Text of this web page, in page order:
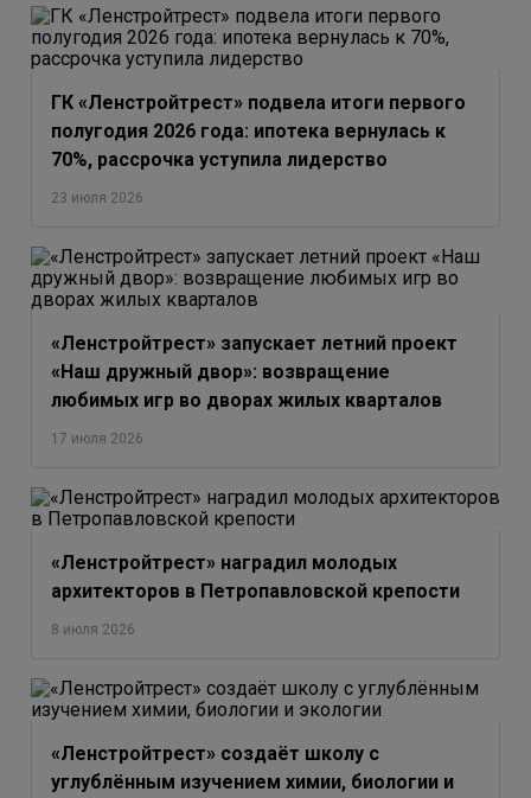
ГК «Ленстройтрест» подвела итоги первого
полугодия 2026 года: ипотека вернулась к
70%, рассрочка уступила лидерство
23 июля 2026
«Ленстройтрест» запускает летний проект
«Наш дружный двор»: возвращение
любимых игр во дворах жилых кварталов
17 июля 2026
«Ленстройтрест» наградил молодых
архитекторов в Петропавловской крепости
8 июля 2026
«Ленстройтрест» создаёт школу с
углублённым изучением химии, биологии и